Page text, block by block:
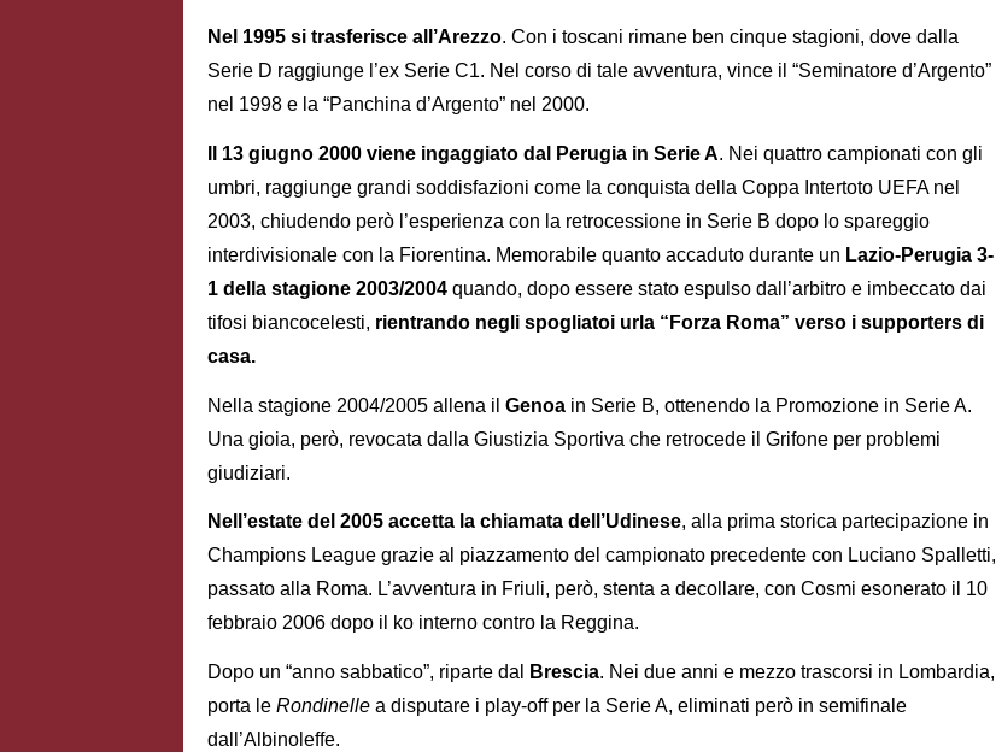
Nel 1995 si trasferisce all’Arezzo. Con i toscani rimane ben cinque stagioni, dove dalla
Serie D raggiunge l’ex Serie C1. Nel corso di tale avventura, vince il “Seminatore d’Argento”
nel 1998 e la “Panchina d’Argento” nel 2000.
Il 13 giugno 2000 viene ingaggiato dal Perugia in Serie A. Nei quattro campionati con gli
umbri, raggiunge grandi soddisfazioni come la conquista della Coppa Intertoto UEFA nel
2003, chiudendo però l’esperienza con la retrocessione in Serie B dopo lo spareggio
interdivisionale con la Fiorentina. Memorabile quanto accaduto durante un Lazio-Perugia 3-
1 della stagione 2003/2004 quando, dopo essere stato espulso dall’arbitro e imbeccato dai
tifosi biancocelesti, rientrando negli spogliatoi urla “Forza Roma” verso i supporters di
casa.
Nella stagione 2004/2005 allena il Genoa in Serie B, ottenendo la Promozione in Serie A.
Una gioia, però, revocata dalla Giustizia Sportiva che retrocede il Grifone per problemi
giudiziari.
Nell’estate del 2005 accetta la chiamata dell’Udinese, alla prima storica partecipazione in
Champions League grazie al piazzamento del campionato precedente con Luciano Spalletti,
passato alla Roma. L’avventura in Friuli, però, stenta a decollare, con Cosmi esonerato il 10
febbraio 2006 dopo il ko interno contro la Reggina.
Dopo un “anno sabbatico”, riparte dal Brescia. Nei due anni e mezzo trascorsi in Lombardia,
porta le Rondinelle a disputare i play-off per la Serie A, eliminati però in semifinale
dall’Albinoleffe.